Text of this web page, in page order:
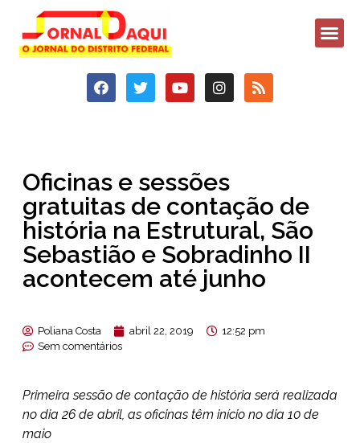
Oficinas e sessões
gratuitas de contação de
história na Estrutural, São
Sebastião e Sobradinho II
acontecem até junho
Poliana Costa abril 22, 2019
12:52 pm
Sem comentários
Primeira sessão de contação de história será realizada
no dia 26 de abril, as oficinas têm início no dia 10 de
maio